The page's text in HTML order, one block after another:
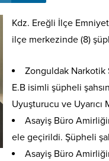
Kdz. Ereğli İlçe
ilçe merkezinde (8)
Zonguldak Narkotik
E.B isimli şüpheli
Uyuşturucu ve Uyarıcı
Asayiş Büro
ele geçirildi. Şüpheli
Asayiş Büro